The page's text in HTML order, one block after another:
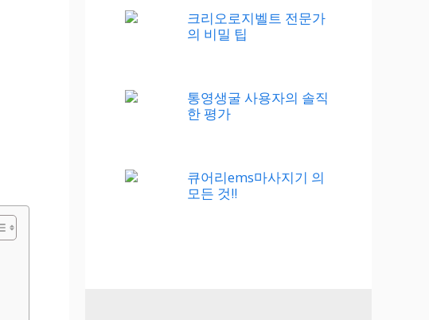
크리오로지벨트 전문가
의 비밀 팁
통영생굴 사용자의 솔직
한 평가
큐어리ems마사지기 의
모든 것!!